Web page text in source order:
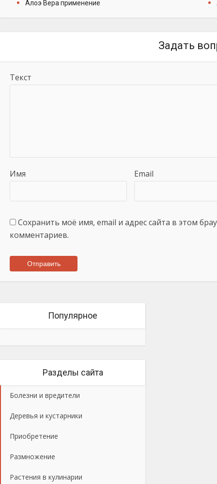
Алоэ Вера применение
Задать
Текст
Имя Email
Сохранить моё имя, email и адрес сайта в этом
комментариев.
Популярное
Разделы сайта
Болезни и вредители
Деревья и кустарники
Приобретение
Размножение
Растения в кулинарии